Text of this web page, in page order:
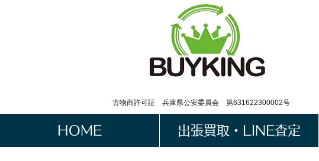
古物商許可証 兵庫県公安委員会 第631622300002号
HOME 出張買取・LINE査定